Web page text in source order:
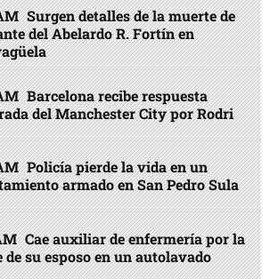
Surgen detalles de la muerte de
del Abelardo R. Fortín en
Barcelona recibe respuesta
del Manchester City por Rodri
Policía pierde la vida en un
armado en San Pedro Sula
Cae auxiliar de enfermería por la
de su esposo en un autolavado